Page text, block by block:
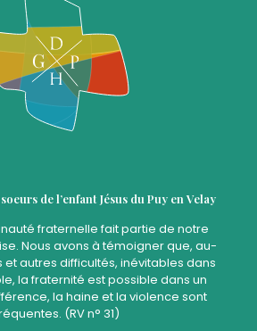
de l’enfant Jésus du Puy en Velay
fraternelle fait partie de notre
Nous avons à témoigner que, au-
autres difficultés, inévitables dans
la fraternité est possible dans un
la haine et la violence sont
(RV n° 31)